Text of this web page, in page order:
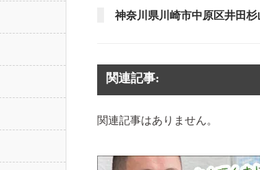
神奈川県川崎市中原区井田
関連記事:
関連記事はありません。